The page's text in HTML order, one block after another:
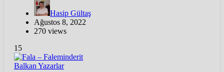
Hasip Gültaş
Ağustos 8, 2022
270 views
15
Balkan Yazarlar